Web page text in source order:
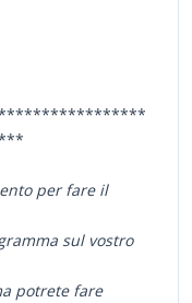
per fare il
sul vostro
potrete fare